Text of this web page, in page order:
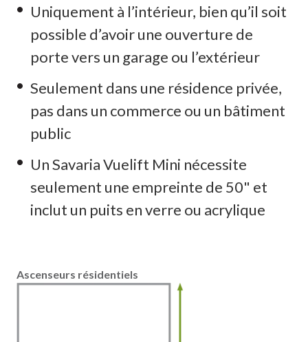
Uniquement à l’intérieur, bien qu’il soit
possible d’avoir une ouverture de
porte vers un garage ou l’extérieur
Seulement dans une résidence privée,
pas dans un commerce ou un bâtiment
public
Un Savaria Vuelift Mini nécessite
seulement une empreinte de 50" et
inclut un puits en verre ou acrylique
Ascenseurs résidentiels